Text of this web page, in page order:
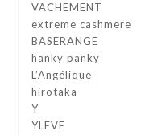
VACHEMENT
extreme cashmere
BASERANGE
hanky panky
L’Angélique
hirotaka
Y
YLEVE